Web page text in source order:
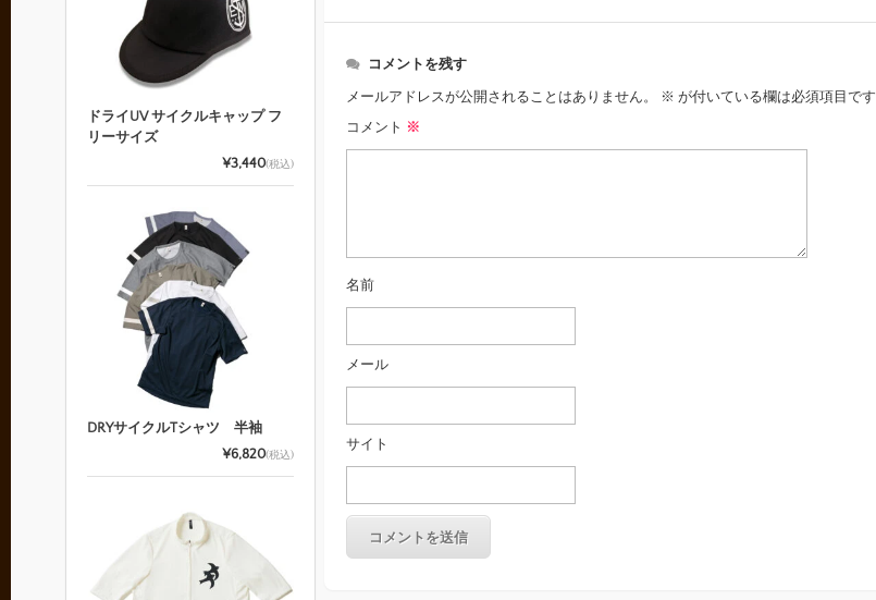
コメントを残す
メールアドレスが公開されることはありません。 ※ が付いている欄は必須項目です
コメント ※
名前
メール
サイト
ドライUV サイクルキャップ フ
リーサイズ
¥3,440(税込)
DRYサイクルTシャツ 半袖
¥6,820(税込)